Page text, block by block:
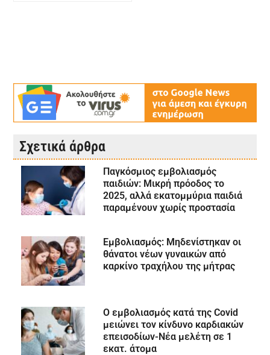
Σχετικά άρθρα
Παγκόσμιος εμβολιασμός
παιδιών: Μικρή πρόοδος το
2025, αλλά εκατομμύρια παιδιά
παραμένουν χωρίς προστασία
Εμβολιασμός: Μηδενίστηκαν οι
θάνατοι νέων γυναικών από
καρκίνο τραχήλου της μήτρας
Ο εμβολιασμός κατά της Covid
μειώνει τον κίνδυνο καρδιακών
επεισοδίων-Νέα μελέτη σε 1
εκατ. άτομα